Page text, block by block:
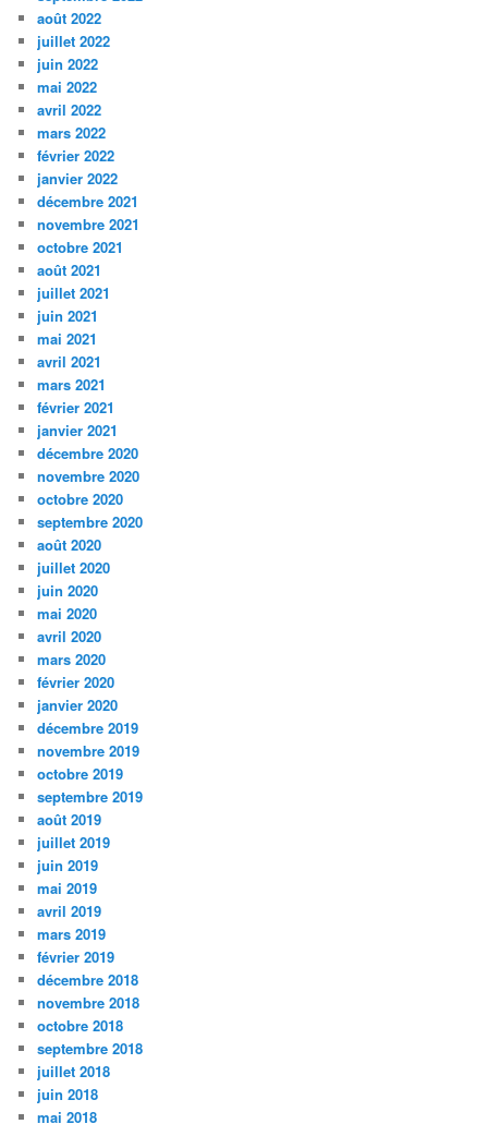
août 2022
juillet 2022
juin 2022
mai 2022
avril 2022
mars 2022
février 2022
janvier 2022
décembre 2021
novembre 2021
octobre 2021
août 2021
juillet 2021
juin 2021
mai 2021
avril 2021
mars 2021
février 2021
janvier 2021
décembre 2020
novembre 2020
octobre 2020
septembre 2020
août 2020
juillet 2020
juin 2020
mai 2020
avril 2020
mars 2020
février 2020
janvier 2020
décembre 2019
novembre 2019
octobre 2019
septembre 2019
août 2019
juillet 2019
juin 2019
mai 2019
avril 2019
mars 2019
février 2019
décembre 2018
novembre 2018
octobre 2018
septembre 2018
juillet 2018
juin 2018
mai 2018